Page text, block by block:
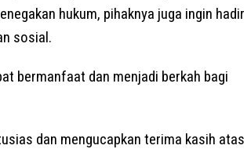
hukum, pihaknya juga ingin hadir
sosial.
bermanfaat dan menjadi berkah bagi
dan mengucapkan terima kasih atas